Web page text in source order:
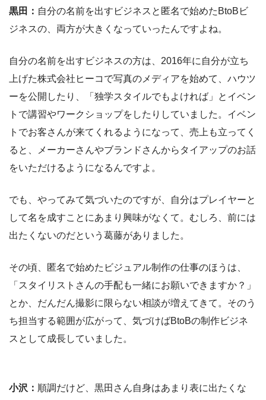
黒田： 自分の名前を出すビジネスと匿名で始めたBtoBビ
ジネスの、両方が大きくなっていったんですよね。
自分の名前を出すビジネスの方は、2016年に自分が立ち
上げた株式会社ヒーコで写真のメディアを始めて、ハウツ
ーを公開したり、「独学スタイルでもよければ」とイベン
トで講習やワークショップをしたりしていました。イベン
トでお客さんが来てくれるようになって、売上も立ってく
ると、メーカーさんやブランドさんからタイアップのお話
をいただけるようになるんですよ。
でも、やってみて気づいたのですが、自分はプレイヤーと
して名を成すことにあまり興味がなくて。むしろ、前には
出たくないのだという葛藤がありました。
その頃、匿名で始めたビジュアル制作の仕事のほうは、
「スタイリストさんの手配も一緒にお願いできますか？」
とか、だんだん撮影に限らない相談が増えてきて。そのう
ち担当する範囲が広がって、気づけばBtoBの制作ビジネ
スとして成長していました。
小沢： 順調だけど、黒田さん自身はあまり表に出たくな